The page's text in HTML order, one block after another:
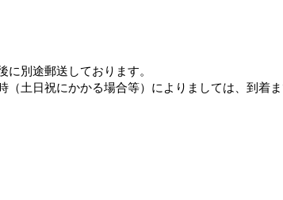
別途郵送しております。
土日祝にかかる場合等）によりましては、到着